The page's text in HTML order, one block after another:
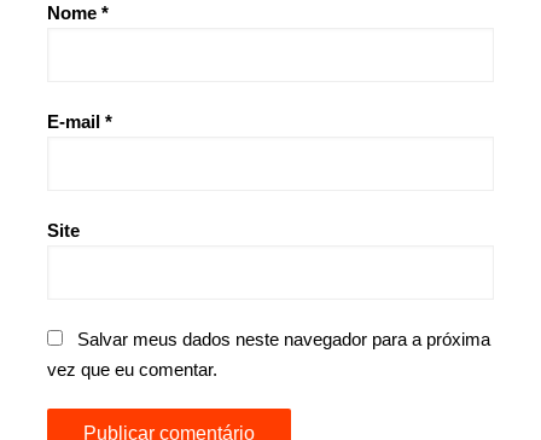
Nome *
E-mail *
Site
Salvar meus dados neste navegador para a próxima
vez que eu comentar.